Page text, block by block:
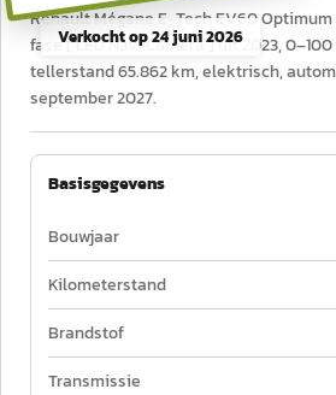
Verkocht op24 juni 2026
Renault Mégane E-Tech EV60
fase [ LED Navi Camera ] uit 2023,
tellerstand 65.862 km, elektrisch,
september 2027.
Basisgegevens
Bouwjaar
Kilometerstand
Brandstof
Transmissie